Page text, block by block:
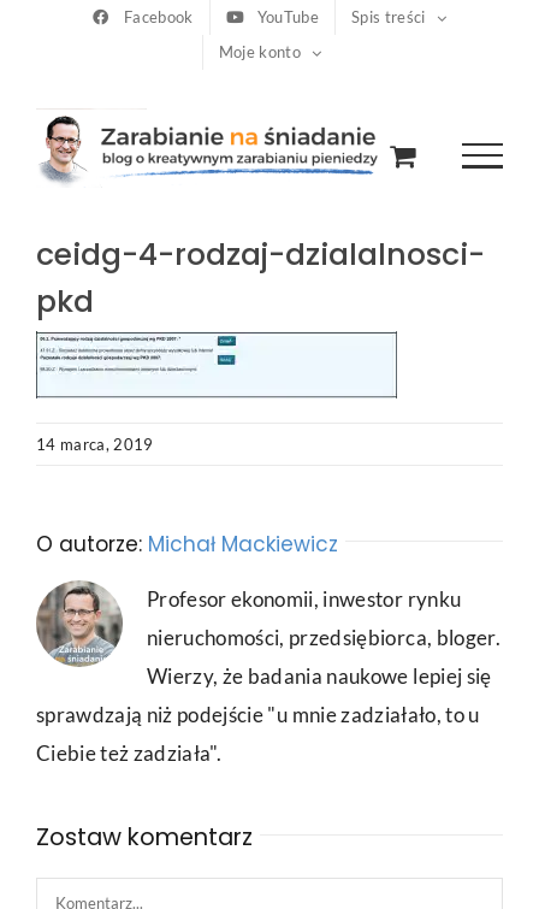
Facebook YouTube
Spis treści
Moje konto
ceidg-4-rodzaj-dzialalnosci-
pkd
14 marca, 2019
O autorze: Michał Mackiewicz
Profesor ekonomii, inwestor rynku
nieruchomości, przedsiębiorca, bloger.
Wierzy, że badania naukowe lepiej się
sprawdzają niż podejście "u mnie zadziałało, to u
Ciebie też zadziała".
Zostaw komentarz
Comment